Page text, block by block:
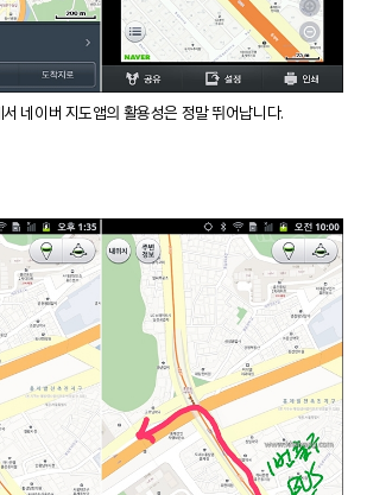
네이버 지도앱의 활용성은 정말 뛰어납니다.